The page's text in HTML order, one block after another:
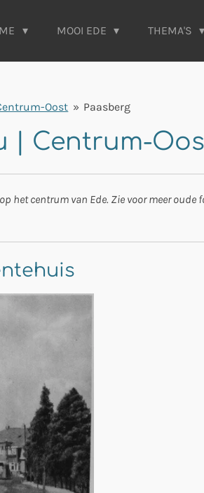
MOOI EDE THEMA'S
Oost » Paasberg
| Centrum-
het centrum van Ede. Zie voor meer oude